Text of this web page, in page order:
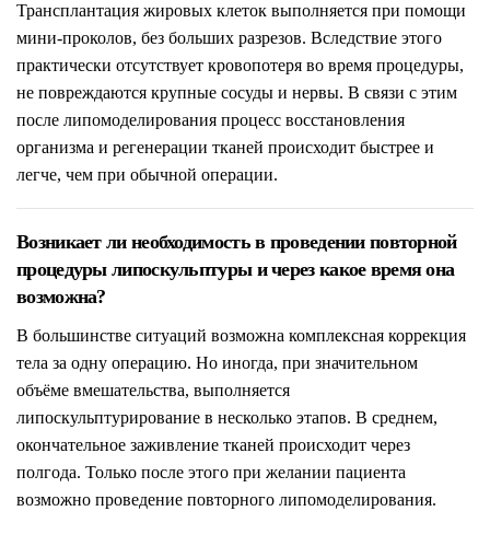
Трансплантация жировых клеток выполняется при помощи
мини-проколов, без больших разрезов. Вследствие этого
практически отсутствует кровопотеря во время процедуры,
не повреждаются крупные сосуды и нервы. В связи с этим
после липомоделирования процесс восстановления
организма и регенерации тканей происходит быстрее и
легче, чем при обычной операции.
Возникает ли необходимость в проведении повторной
процедуры липоскульптуры и через какое время она
возможна?
В большинстве ситуаций возможна комплексная коррекция
тела за одну операцию. Но иногда, при значительном
объёме вмешательства, выполняется
липоскульптурирование в несколько этапов. В среднем,
окончательное заживление тканей происходит через
полгода. Только после этого при желании пациента
возможно проведение повторного липомоделирования.